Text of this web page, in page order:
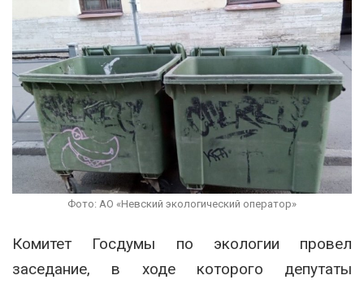
Фото: АО «Невский экологический оператор»
Комитет Госдумы по экологии провел
заседание, в ходе которого депутаты